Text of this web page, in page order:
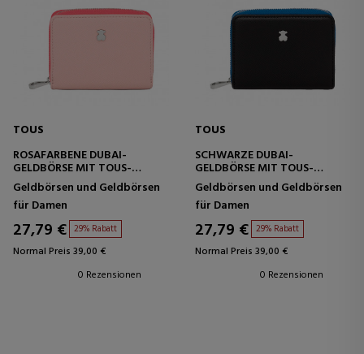
TOUS
ROSAFARBENE DUBAI-
GELDBÖRSE MIT TOUS-
VERSCHLUSS
Geldbörsen und Geldbörsen
für Damen
27,79 € 29% Rabatt
Normal Preis 39,00 €
0 Rezensionen
TOUS
SCHWARZE DUBAI-
GELDBÖRSE MIT TOUS-
VERSCHLUSS
Geldbörsen und Geldbörsen
für Damen
27,79 € 29% Rabatt
Normal Preis 39,00 €
0 Rezensionen